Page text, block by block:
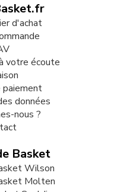
d'achat
votre écoute
paiement
données
nous ?
Basket
Wilson
Molten